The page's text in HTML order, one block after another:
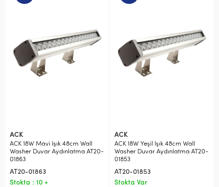
ACK
ACK 18W Mavi Işık 48cm Wall
Washer Duvar Aydınlatma AT20-
01863
AT20-01863
Stokta : 10 +
ACK
ACK 18W Yeşil Işık 48cm Wall
Washer Duvar Aydınlatma AT20-
01853
AT20-01853
Stokta Var